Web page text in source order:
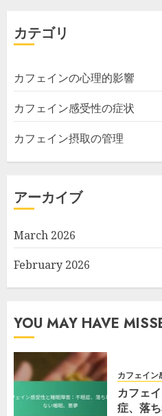
カテゴリ
カフェインの心理的影響
カフェイン感受性の症状
カフェイン摂取の管理
アーカイブ
March 2026
February 2026
YOU MAY HAVE
カフェイン
カフェ
症、落